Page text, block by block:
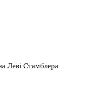
Леві Стамблера